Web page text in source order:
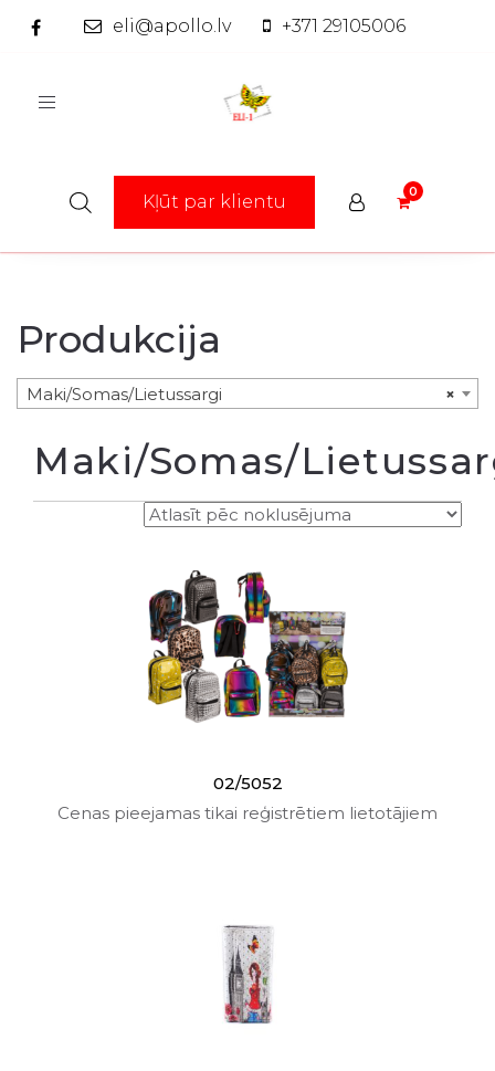
eli@apollo.lv +371 29105006
Toggle
Kļūt par klientu
Produkcija
×
Maki/Somas/Lietussargi
Maki/Somas/
02/5052
Cenas pieejamas tikai reģistrētiem lietotājiem